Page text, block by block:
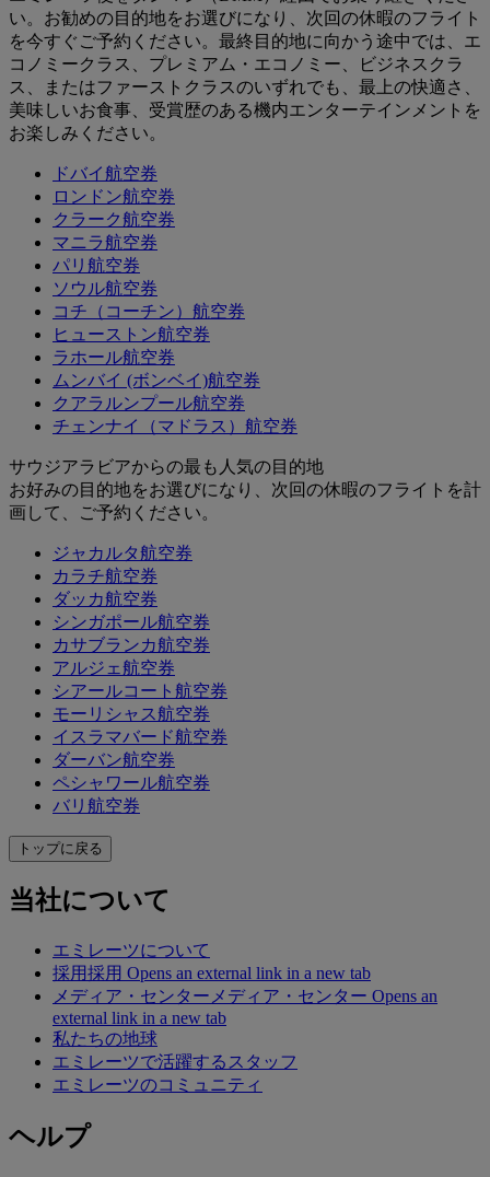
い。お勧めの目的地をお選びになり、次回の休暇のフライト
を今すぐご予約ください。最終目的地に向かう途中では、エ
コノミークラス、プレミアム・エコノミー、ビジネスクラ
ス、またはファーストクラスのいずれでも、最上の快適さ、
美味しいお食事、受賞歴のある機内エンターテインメントを
お楽しみください。
ドバイ航空券
ロンドン航空券
クラーク航空券
マニラ航空券
パリ航空券
ソウル航空券
コチ（コーチン）航空券
ヒューストン航空券
ラホール航空券
ムンバイ (ボンベイ)航空券
クアラルンプール航空券
チェンナイ（マドラス）航空券
サウジアラビアからの最も人気の目的地
お好みの目的地をお選びになり、次回の休暇のフライトを計
画して、ご予約ください。
ジャカルタ航空券
カラチ航空券
ダッカ航空券
シンガポール航空券
カサブランカ航空券
アルジェ航空券
シアールコート航空券
モーリシャス航空券
イスラマバード航空券
ダーバン航空券
ペシャワール航空券
バリ航空券
トップに戻る
当社について
エミレーツについて
採用採用 Opens an external link in a new tab
メディア・センター メディア・センター Opens an
external link in a new tab
私たちの地球
エミレーツで活躍するスタッフ
エミレーツのコミュニティ
ヘルプ